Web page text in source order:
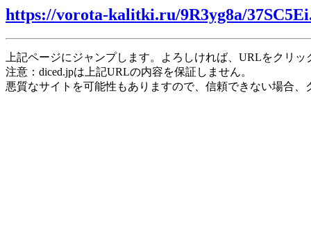
https://vorota-kalitki.ru/9R3yg8a/
上記ページにジャンプします。よろしければ、URLをクリ
注意：diced.jpは上記URLの内容を保証しません。
悪質なサイトを可能性もありますので、信頼できない場合、